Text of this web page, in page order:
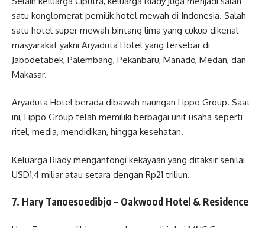
satu konglomerat pemilik hotel mewah di Indonesia. Salah
satu hotel super mewah bintang lima yang cukup dikenal
masyarakat yakni Aryaduta Hotel yang tersebar di
Jabodetabek, Palembang, Pekanbaru, Manado, Medan, dan
Makasar.
Aryaduta Hotel berada dibawah naungan Lippo Group. Saat
ini, Lippo Group telah memiliki berbagai unit usaha seperti
ritel, media, mendidikan, hingga kesehatan.
Keluarga Riady mengantongi kekayaan yang ditaksir senilai
USD1,4 miliar atau setara dengan Rp21 triliun.
7. Hary Tanoesoedibjo – Oakwood Hotel & Residence